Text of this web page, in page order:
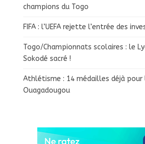
champions du Togo
FIFA : l’UEFA rejette l’entrée des
Togo/Championnats scolaires : le
Sokodé sacré !
Athlétisme : 14 médailles déjà pour
Ouagadougou